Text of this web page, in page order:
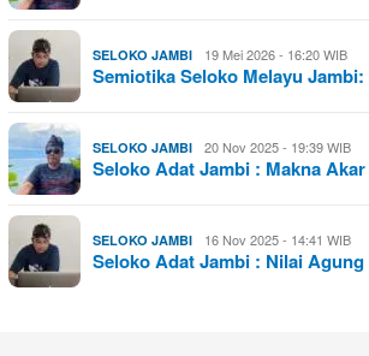
SELOKO JAMBI 19 Mei 2026 - 16:20 WIB
Semiotika Seloko Melayu
SELOKO JAMBI 20 Nov 2025 - 19:39 WIB
Seloko Adat Jambi : Makna
SELOKO JAMBI 16 Nov 2025 - 14:41 WIB
Seloko Adat Jambi : Nilai